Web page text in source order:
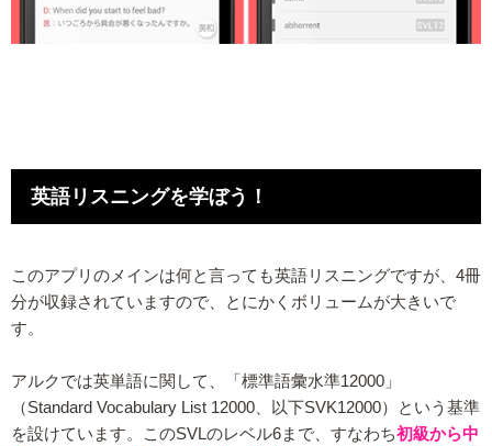
英語リスニングを学ぼう！
このアプリのメインは何と言っても英語リスニングですが、4冊
分が収録されていますので、とにかくボリュームが大きいで
す。
アルクでは英単語に関して、「標準語彙水準12000」
（Standard Vocabulary List 12000、以下SVK12000）という基準
を設けています。このSVLのレベル6まで、すなわち初級から中